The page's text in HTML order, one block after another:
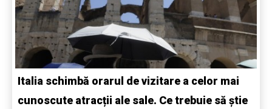
Italia schimbă orarul de vizitare a celor mai
cunoscute atracții ale sale. Ce trebuie să știe